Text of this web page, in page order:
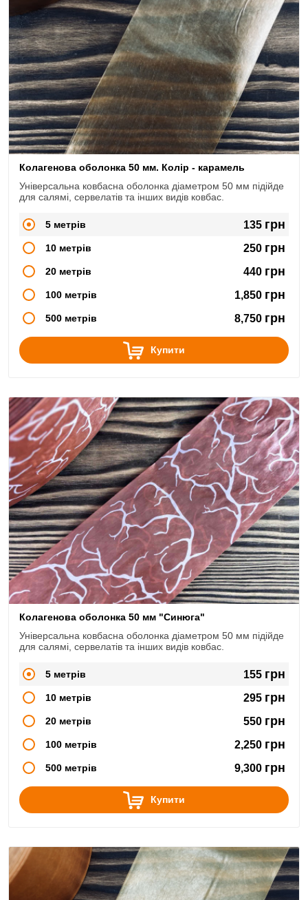
Колагенова оболонка 50 мм. Колір - карамель
Універсальна ковбасна оболонка діаметром 50 мм підійде
5 метрів 135 грн
10 метрів 250 грн
20 метрів 440 грн
100 метрів 1,850 грн
500 метрів 8,750 грн
Купити
Колагенова оболонка 50 мм "Синюга"
Універсальна ковбасна оболонка діаметром 50 мм підійде
5 метрів 155 грн
10 метрів 295 грн
20 метрів 550 грн
100 метрів 2,250 грн
500 метрів 9,300 грн
Купити